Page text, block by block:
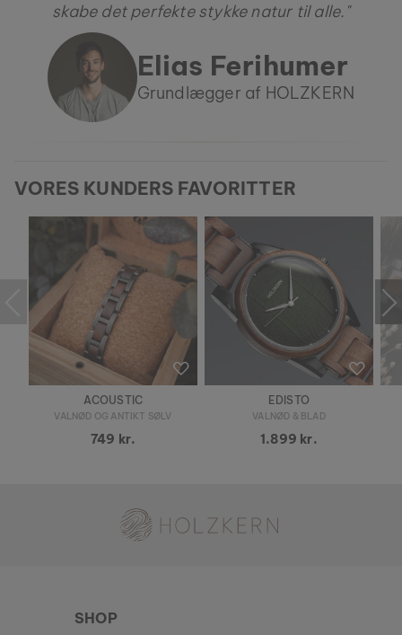
skabe det perfekte stykke natur til alle."
Elias Ferihumer
Grundlægger af HOLZKERN
VORES KUNDERS FAVORITTER
ACOUSTIC
VALNØD OG ANTIKT SØLV
749 kr.
EDISTO
VALNØD & BLAD
1.899 kr.
SHOP